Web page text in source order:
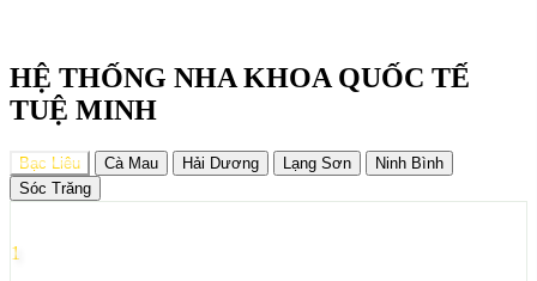
HỆ THỐNG NHA KHOA QUỐC TẾ
TUỆ MINH
Bạc Liêu Cà Mau Hải Dương Lạng Sơn
Ninh Bình
Sóc Trăng
1